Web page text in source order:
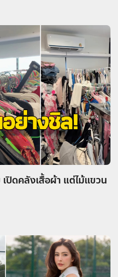
ปิดคลังเสื้อผ้า แต่ไม้แขวน